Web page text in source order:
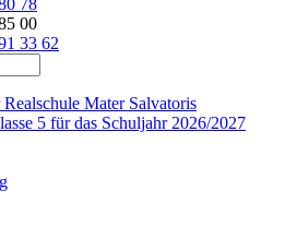
00
33 62
Mater Salvatoris
5 für das Schuljahr 2026/2027